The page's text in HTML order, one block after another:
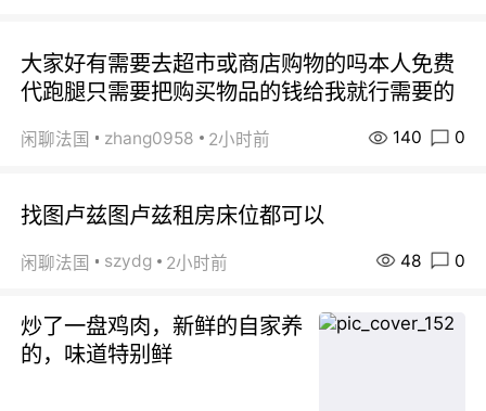
大家好有需要去超市或商店购物的吗本人免费
代跑腿只需要把购买物品的钱给我就行需要的
闲聊法国 zhang0958 2小时前 140 0
找图卢兹图卢兹租房床位都可以
闲聊法国 szydg 2小时前 48 0
炒了一盘鸡肉，新鲜的自家养
的，味道特别鲜